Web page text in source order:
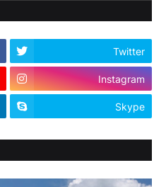
Twitter
Instagram
Skype